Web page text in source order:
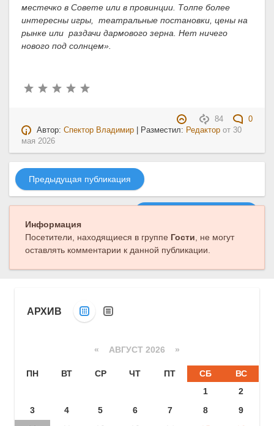
местечко в Совете или в провинции. Толпе более
интересны игры, театральные постановки, цены на
рынке или раздачи дармового зерна. Нет ничего
нового под солнцем».
84
0
Автор:Спектор Владимир | Разместил: Редактор от 30
мая 2026
Предыдущая публикация
Информация
Посетители, находящиеся в группе Гости, не могут
оставлять комментарии к данной публикации.
АРХИВ
« АВГУСТ 2026 »
ПН ВТ СР ЧТ ПТ СБ
ВС
1
2
3
4 5 6 7 8
9